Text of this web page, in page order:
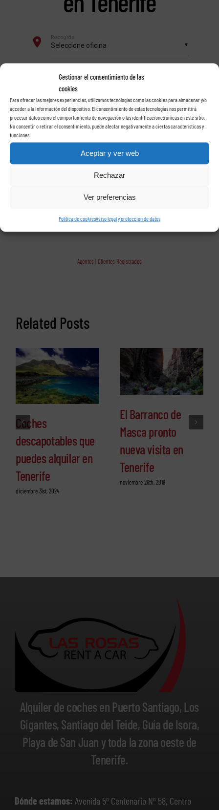
Gestionar el consentimiento de las
cookies
Para ofrecer las mejores experiencias, utilizamos tecnologías como las cookies para almacenar y/o
acceder a la información del dispositivo. El consentimiento de estas tecnologías nos permitirá
procesar datos como el comportamiento de navegación o las identificaciones únicas en este sitio.
No consentir o retirar el consentimiento, puede afectar negativamente a ciertas características y
funciones.
Aceptar y ver web
Rechazar
Ver preferencias
Política de cookiesAviso legal y protección de datos
Agentes | Clientes Registrados
Related Posts
Coches
descapotables que
puedes alquilar en
Tenerife
diciembre 31st, 2024
El Barranco de
Masca pronto
nueva visita en
Tenerife
noviembre 26th, 2019
Alquiler de coches en Puerto Santiago, Los
Gigantes, Santiago del Teide, Guía de Isora,
Playa de San Juan y toda la zona oeste de
Tenerife.
Dónde estamos: Avenida 5º Centenario Nº 58, Centro